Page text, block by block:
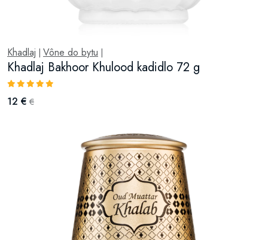
Khadlaj Vône do bytu
Khadlaj Bakhoor Khulood kadidlo 72 g
12 € €